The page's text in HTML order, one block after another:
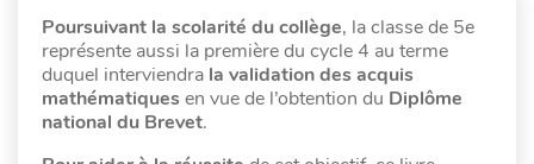
Poursuivant la scolarité du collège, la classe de 5e
représente aussi la première du cycle 4 au terme
duquel interviendra la validation des acquis
mathématiques en vue de l’obtention du Diplôme
national du Brevet.